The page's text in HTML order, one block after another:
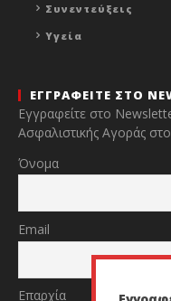
Συνεντεύξεις
Υγεία
ΕΓΓΡΑΦΕΙΤΕ ΣΤΟ
Εγγραφείτε στο
Ασφαλιστικής Αγοράς
Όνομα
Email
Επαρχία